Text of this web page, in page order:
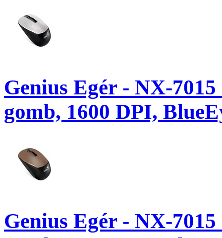
Genius Egér - NX-
gomb, 1600 DPI,
Genius Egér - NX-